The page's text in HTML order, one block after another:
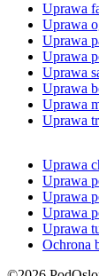
Uprawa
Uprawa
Uprawa
Uprawa
Uprawa
Uprawa
Uprawa
Uprawa
Uprawa
Uprawa
Uprawa
Uprawa
Uprawa
Ochrona